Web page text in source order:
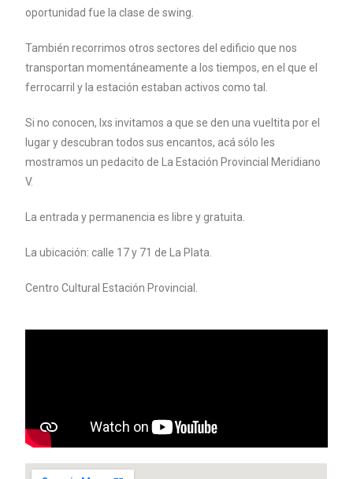
oportunidad fue la clase de swing.
También recorrimos otros sectores del edificio que nos
transportan momentáneamente a los tiempos, en el que el
ferrocarril y la estación estaban activos como tal.
Si no conocen, lxs invitamos a que se den una vueltita por el
lugar y descubran todos sus encantos, acá sólo les
mostramos un pedacito de La Estación Provincial Meridiano
V.
La entrada y permanencia es libre y gratuita.
La ubicación: calle 17 y 71 de La Plata.
Centro Cultural Estación Provincial.